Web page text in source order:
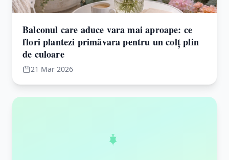
Balconul care aduce vara mai aproape: ce
flori plantezi primăvara pentru un colț plin
de culoare
21 Mar 2026